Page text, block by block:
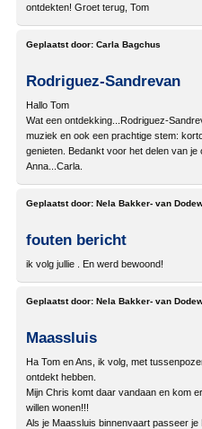
ontdekten! Groet terug, Tom
Geplaatst door: Carla Bagchus
Rodriguez-Sandrevan
Hallo Tom
Wat een ontdekking...Rodriguez-
muziek en ook een prachtige stem:
genieten. Bedankt voor het delen van
Anna...Carla.
Geplaatst door: Nela Bakker- van
fouten bericht
ik volg jullie . En werd bewoond!
Geplaatst door: Nela Bakker- van
Maassluis
Ha Tom en Ans, ik volg, met
ontdekt hebben.
Mijn Chris komt daar vandaan en kom
willen wonen!!!
Als je Maassluis binnenvaart passeer